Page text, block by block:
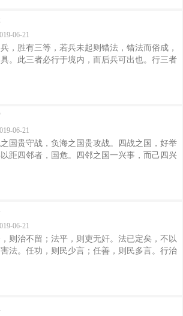
。故曰：兵大律在谨，论敌察众，则胜负可先
。 王者之兵，胜而不骄，败而不怨。胜而不
，术明也；败而不怨者，知所失也。 若兵敌
将贤则胜，将不如则败。若其政出庙算者，将
06-21
，胜有三等，若兵未起则错法，错法而俗成，
。此三者必行于境内，而后兵可出也。行三者
积，货积则赏能重矣。赏壹则爵尊，爵尊则赏
矣。 故曰：兵生于治而异，俗生于法而万
过势本于心而饰于备势。三者有论。 故强可
是以强者必治，治者必强；富者必治，治者必
06-21
之国贵守战，负海之国贵攻战。四战之国，好举
距四邻者，国危。四邻之国一兴事，而己四兴
力战。城尽夷，客若有从入，则客必罢，中人
。以佚力与罢力战，此谓以生人力与客死力
曰：“围城之患，患无不尽死而邑。”此三者，
不足，将之过也。 守城之道，盛力也。故曰
06-21
则治不留；法平，则吏无奸。法已定矣，不以
法。任功，则民少言；任善，则民多言。行治
削。民有余粮，使民以粟出官爵，官爵必以其